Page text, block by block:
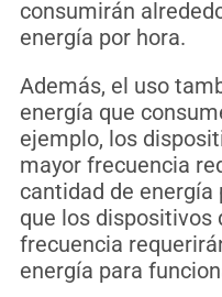
consumirán
energía por hora.
Además, el uso
energía que
ejemplo, los
mayor frecuencia
cantidad de
que los dispositivos
frecuencia
energía para